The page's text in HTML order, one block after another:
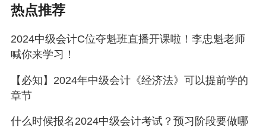
多，对于会计基础知识掌握程度的要求也比较高。
2024年中级会计职称备考应该尽早开始，网校经典热门课
热点推荐
2024中级会计C位夺魁班直播开课啦！李忠魁老师
喊你来学习！
【必知】2024年中级会计《经济法》可以提前学的
章节
什么时候报名2024中级会计考试？预习阶段要做哪